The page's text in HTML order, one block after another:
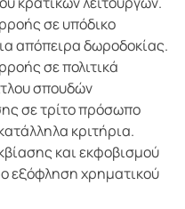
σε υπόδικο
απόπειρα δωροδοκίας.
σε πολιτικά
σπουδών
σε τρίτο πρόσωπο
κριτήρια.
και εκφοβισμού
εξόφληση χρηματικού